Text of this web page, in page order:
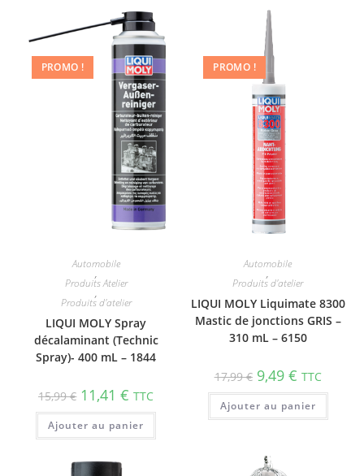
PROMO !
Automobile
,
Produits Atelier
,
Produits d'atelier
LIQUI MOLY Spray
décalaminant (Technic
Spray)- 400 mL – 1844
15,99€ 11,41€ TTC
Ajouter au panier
PROMO !
Automobile
,
Produits d'atelier
LIQUI MOLY Liquimate 8300
Mastic de jonctions GRIS –
310 mL – 6150
17,99€ 9,49 € TTC
Ajouter au panier